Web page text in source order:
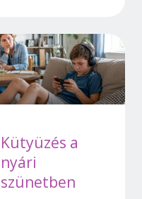
Kütyüzés a
nyári
szünetben